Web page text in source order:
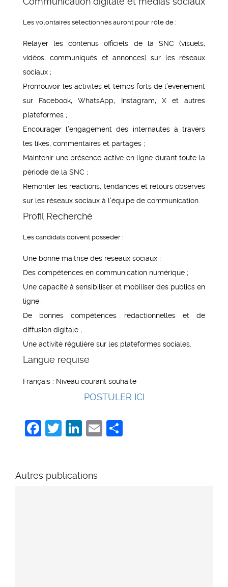
Les volontaires sélectionnés auront pour rôle de :
Relayer les contenus officiels de la SNC (visuels,
vidéos, communiqués et annonces) sur les réseaux
sociaux ;
Promouvoir les activités et temps forts de l’événement
sur Facebook, WhatsApp, Instagram, X et autres
plateformes ;
Encourager l’engagement des internautes à travers
les likes, commentaires et partages ;
Maintenir une présence active en ligne durant toute la
période de la SNC ;
Remonter les réactions, tendances et retours observés
sur les réseaux sociaux à l’équipe de communication.
Profil Recherché
Les candidats doivent posséder :
Une bonne maîtrise des réseaux sociaux ;
Des compétences en communication numérique ;
Une capacité à sensibiliser et mobiliser des publics en
ligne ;
De bonnes compétences rédactionnelles et de
diffusion digitale ;
Une activité régulière sur les plateformes sociales.
Langue requise
Français : Niveau courant souhaité
POSTULER ICI
Facebook
Twitter
LinkedIn
Email
Autres publications